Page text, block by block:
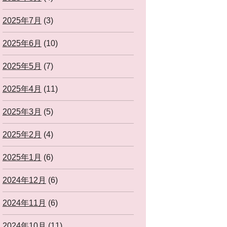
2025年7月 (3)
2025年6月 (10)
2025年5月 (7)
2025年4月 (11)
2025年3月 (5)
2025年2月 (4)
2025年1月 (6)
2024年12月 (6)
2024年11月 (6)